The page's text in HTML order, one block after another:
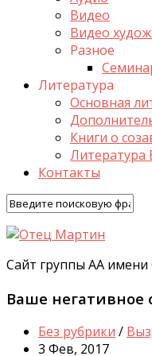
Видео
Видео худож.
Разное
Литература
Основная
Книги о
Литература
Контакты
Сайт группы АА
Ваше
Без рубрики /
3 Фев, 2017